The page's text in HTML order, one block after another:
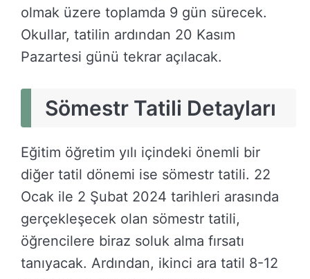
olmak üzere toplamda 9 gün sürecek.
Okullar, tatilin ardından 20 Kasım
Pazartesi günü tekrar açılacak.
Sömestr Tatili Detayları
Eğitim öğretim yılı içindeki önemli bir
diğer tatil dönemi ise sömestr tatili. 22
Ocak ile 2 Şubat 2024 tarihleri arasında
gerçekleşecek olan sömestr tatili,
öğrencilere biraz soluk alma fırsatı
tanıyacak. Ardından, ikinci ara tatil 8-12